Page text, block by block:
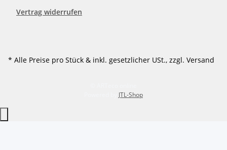
Vertrag widerrufen
* Alle Preise pro Stück & inkl. gesetzlicher USt., zzgl. Versand
JTL-Shop